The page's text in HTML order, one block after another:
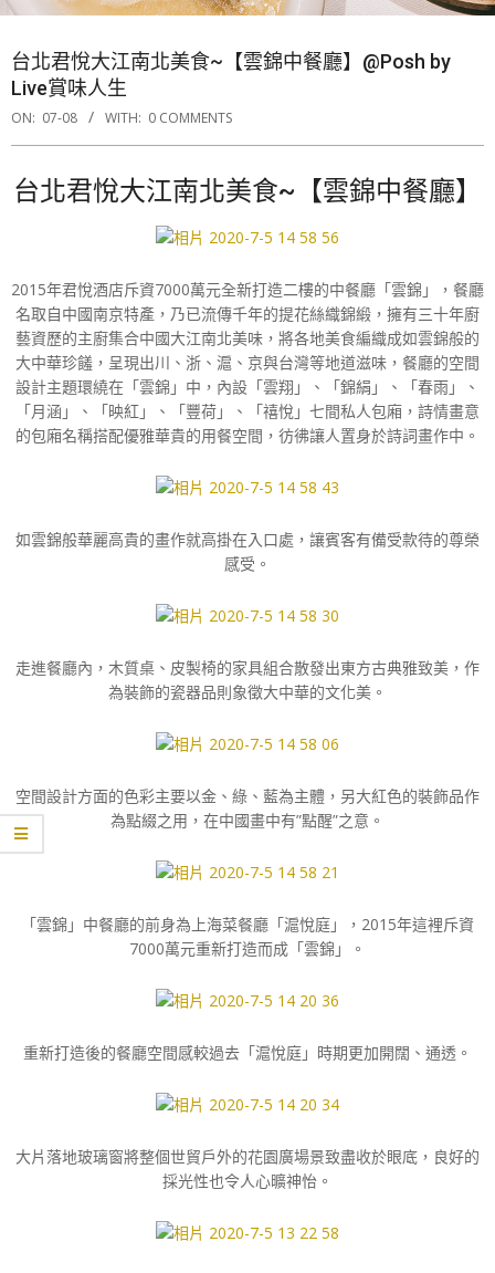
台北君悅大江南北美食~【雲錦中餐廳】@Posh by
Live賞味人生
ON: 07-08 WITH: 0 COMMENTS
台北君悅大江南北美食~【雲錦中餐廳】
2015年君悅酒店斥資7000萬元全新打造二樓的中餐廳「雲錦」，餐廳
名取自中國南京特產，乃已流傳千年的提花絲織錦緞，擁有三十年廚
藝資歷的主廚集合中國大江南北美味，將各地美食編織成如雲錦般的
大中華珍饈，呈現出川、浙、滬、京與台灣等地道滋味，餐廳的空間
設計主題環繞在「雲錦」中，內設「雲翔」、「錦絹」、「春雨」、
「月涵」、「映紅」、「豐荷」、「禧悅」七間私人包廂，詩情畫意
的包廂名稱搭配優雅華貴的用餐空間，彷彿讓人置身於詩詞畫作中。
如雲錦般華麗高貴的畫作就高掛在入口處，讓賓客有備受款待的尊榮
感受。
走進餐廳內，木質桌、皮製椅的家具組合散發出東方古典雅致美，作
為裝飾的瓷器品則象徵大中華的文化美。
空間設計方面的色彩主要以金、綠、藍為主體，另大紅色的裝飾品作
為點綴之用，在中國畫中有”點醒”之意。
「雲錦」中餐廳的前身為上海菜餐廳「滬悅庭」，2015年這裡斥資
7000萬元重新打造而成「雲錦」。
重新打造後的餐廳空間感較過去「滬悅庭」時期更加開闊、通透。
大片落地玻璃窗將整個世貿戶外的花園廣場景致盡收於眼底，良好的
採光性也令人心曠神怡。